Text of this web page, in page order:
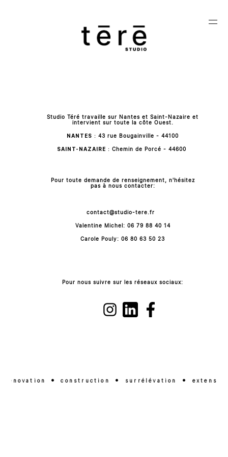
INDEX
LE STUDIO
Studio Téré travaille sur Nantes et Saint-Nazaire et
intervient sur toute la côte Ouest.
NANTES :43 rue Bougainville - 44100
SAINT-NAZAIRE :Chemin de Porcé - 44600
Pour toute demande de renseignement, n'hésitez
pas à nous contacter:
contact@studio-tere.fr
Valentine Michel: 06 79 88 40 14
Carole Pouly: 06 80 63 50 23
Pour nous suivre sur les réseaux sociaux:
rénovation • construction • surrélévation • extension